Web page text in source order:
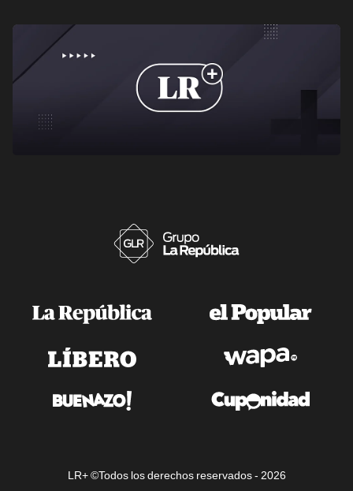
LR+ ©Todos los derechos reservados - 2026